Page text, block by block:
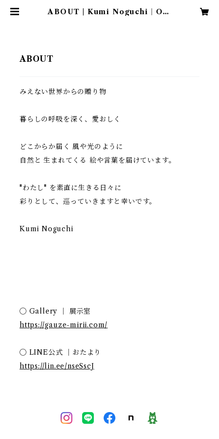
ABOUT | Kumi Noguchi｜Onl
ABOUT
みえない世界からの贈り物
暮らしの呼吸を深く、愛おしく
どこからか届く 風や光のように
自然と 生まれてくる 絵や言葉を届けています。
"わたし" を素直に生きる日々に
彩りとして、巡っていきますと幸いです。
Kumi Noguchi
◯ Gallery ｜ 展示室
https://gauze-mirii.com/
◯ LINE公式 ｜おたより
https://lin.ee/nseSscJ